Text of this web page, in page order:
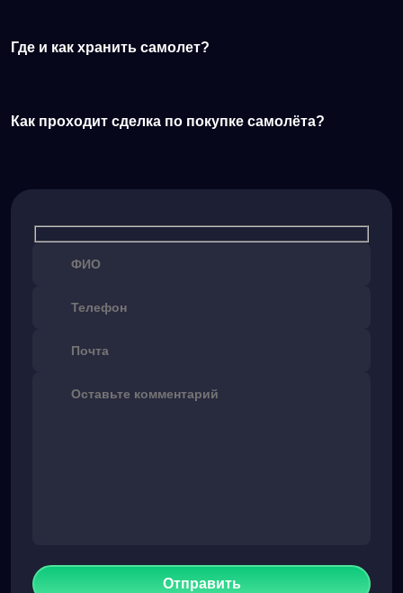
Где и как хранить самолет?
Как проходит сделка по покупке самолёта?